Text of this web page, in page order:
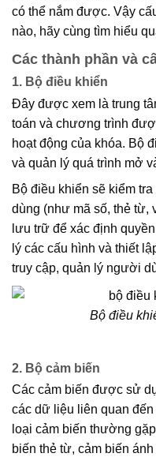
có thể nắm được. Vậy
nào, hãy cùng tìm hiểu
Các thành phần và
1. Bộ điều khiển
Đây được xem là trung
toán và chương trình
hoạt động của khóa. Bộ
và quản lý quá trình mở
Bộ điều khiển sẽ kiểm
dùng (như mã số, thẻ từ,
lưu trữ để xác định
lý các cấu hình và thiết
truy cập, quản lý người
Bộ điều
2. Bộ cảm biến
Các cảm biến được sử
các dữ liệu liên quan
loại cảm biến thường
biến thẻ từ, cảm biến